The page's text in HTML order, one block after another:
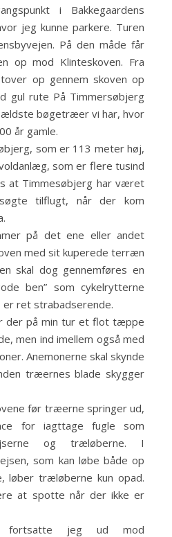
i Bakkegaardens
jeg kunne parkere. Turen
På den måde får
op mod Klinteskoven. Fra
op gennem skoven op
gul rute På Timmersøbjerg
bøgetræer vi har, hvor
år gamle.
som er 113 meter høj,
som er flere tusind
at Timmesøbjerg har været
tilflugt, når der kom
på det ene eller andet
med sit kuperede terræn
skal dog gennemføres en
ben” som cykelrytterne
ret strabadserende.
der på min tur et flot tæppe
men ind imellem også med
Anemonerne skal skynde
træernes blade skygger
før træerne springer ud,
for iagttage fugle som
og træløberne. I
som kan løbe både op
løber træløberne kun opad.
at spotte når der ikke er
fortsatte jeg ud mod